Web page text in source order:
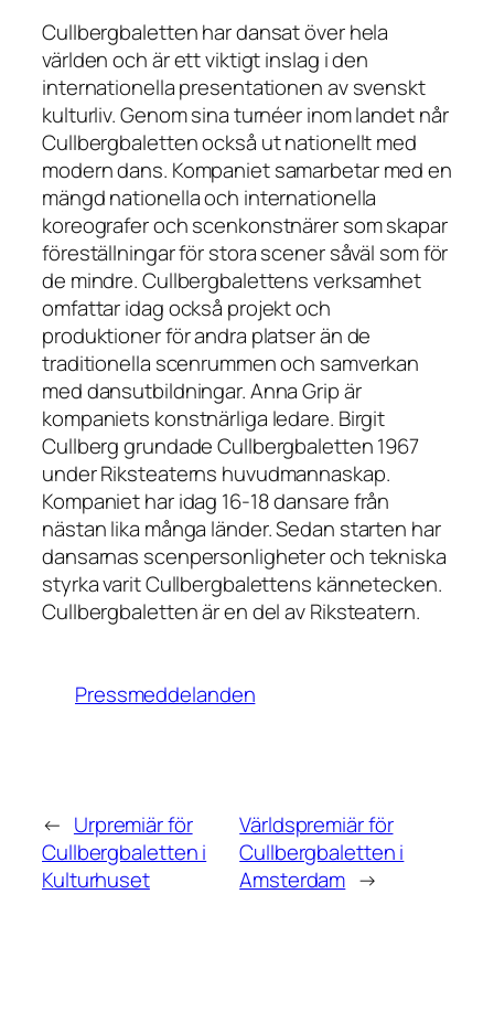
Cullbergbaletten har dansat över hela
världen och är ett viktigt inslag i den
internationella presentationen av svenskt
kulturliv. Genom sina turnéer inom landet når
Cullbergbaletten också ut nationellt med
modern dans. Kompaniet samarbetar med en
mängd nationella och internationella
koreografer och scenkonstnärer som skapar
föreställningar för stora scener såväl som för
de mindre. Cullbergbalettens verksamhet
omfattar idag också projekt och
produktioner för andra platser än de
traditionella scenrummen och samverkan
med dansutbildningar. Anna Grip är
kompaniets konstnärliga ledare. Birgit
Cullberg grundade Cullbergbaletten 1967
under Riksteaterns huvudmannaskap.
Kompaniet har idag 16-18 dansare från
nästan lika många länder. Sedan starten har
dansarnas scenpersonligheter och tekniska
styrka varit Cullbergbalettens kännetecken.
Cullbergbaletten är en del av Riksteatern.
Pressmeddelanden
← Urpremiär för
Cullbergbaletten i
Kulturhuset
Världspremiär för
Cullbergbaletten i
Amsterdam →